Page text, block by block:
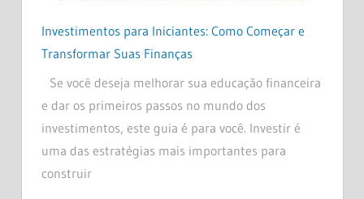
Investimentos para Iniciantes: Como Começar e
Transformar Suas Finanças
Se você deseja melhorar sua educação financeira
e dar os primeiros passos no mundo dos
investimentos, este guia é para você. Investir é
uma das estratégias mais importantes para
construir